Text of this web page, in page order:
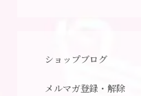
ショップブログ
メルマガ登録・解除